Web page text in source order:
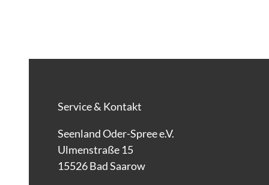
Service & Kontakt
Seenland Oder-Spree e.V.
Ulmenstraße 15
15526 Bad Saarow